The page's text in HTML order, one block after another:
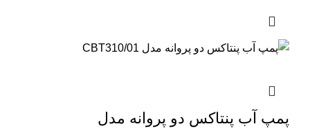
پمپ آب پنتاکس دو پروانه مدل